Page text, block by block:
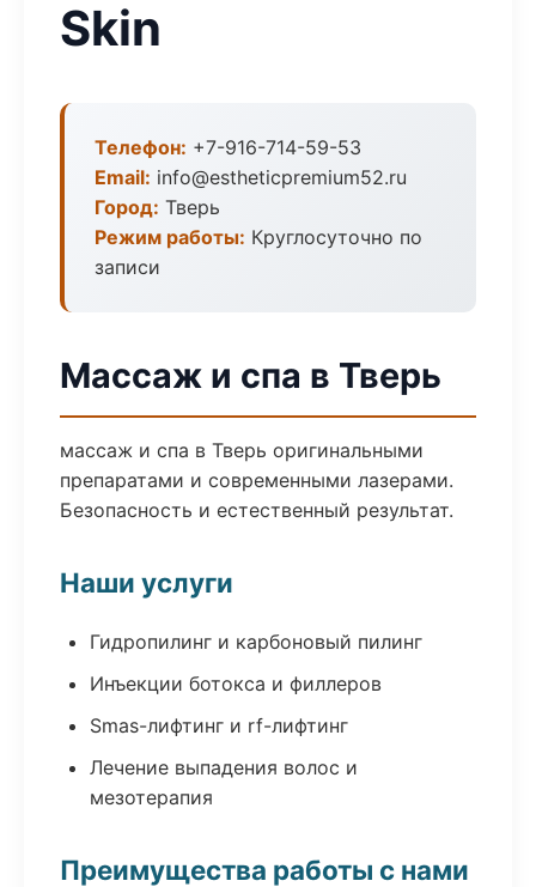
Skin
Телефон: +7-916-714-59-53
Email: info@estheticpremium52.ru
Город: Тверь
Режим работы: Круглосуточно по
записи
Массаж и спа в Тверь
массаж и спа в Тверь оригинальными
препаратами и современными лазерами.
Безопасность и естественный результат.
Наши услуги
Гидропилинг и карбоновый пилинг
Инъекции ботокса и филлеров
Smas-лифтинг и rf-лифтинг
Лечение выпадения волос и
мезотерапия
Преимущества работы с нами